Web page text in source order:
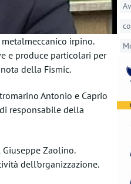
irpino.
e produce particolari per
della Fismic.
Antonio e Caprio
responsabile della
Zaolino.
dell’organizzazione.